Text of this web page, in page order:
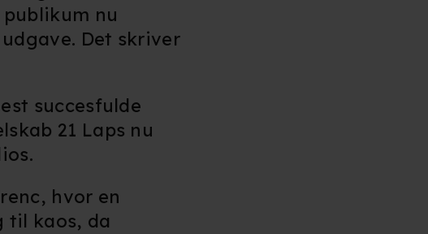
nu
Det skriver
succesfulde
21 Laps nu
hvor en
til kaos, da